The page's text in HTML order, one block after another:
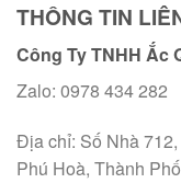
THÔNG TIN
Công Ty TNHH Ắc
Zalo: 0978 434 282
Địa chỉ: Số Nhà
Phú Hoà, Thành